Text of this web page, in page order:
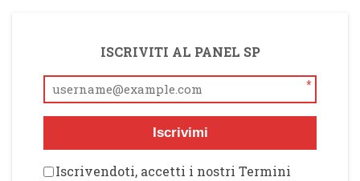
ISCRIVITI AL PANEL SP
*
Iscrivimi
Iscrivendoti, accetti i nostri Termini